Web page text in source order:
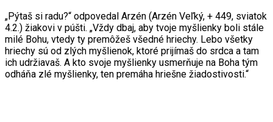
„Pýtaš si radu?“ odpovedal Arzén (Arzén Veľký, + 449, sviatok
4.2.) žiakovi v púšti. „Vždy dbaj, aby tvoje myšlienky boli stále
milé Bohu, vtedy ty premôžeš všedné hriechy. Lebo všetky
hriechy sú od zlých myšlienok, ktoré prijímaš do srdca a tam
ich udržiavaš. A kto svoje myšlienky usmerňuje na Boha tým
odháňa zlé myšlienky, ten premáha hriešne žiadostivosti.“